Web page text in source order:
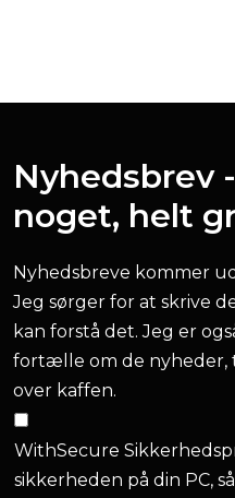
Nyhedsbrev
noget, helt
Nyhedsbreve kommer
Jeg sørger for at skrive
kan forstå det. Jeg er
fortælle om de nyheder,
over kaffen.
WithSecure
sikkerheden på din PC,